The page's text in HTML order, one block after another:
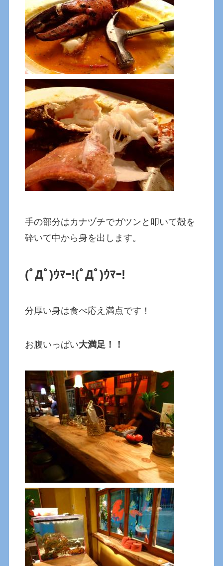
手の部分はカナヅチでガツンと叩いて殻を
砕いて中から身を出します。
(ﾟДﾟ)ｳﾏｰ!(ﾟДﾟ)ｳﾏｰ!
分厚い身は食べ応え満点です！
お腹いっぱい大満足！！